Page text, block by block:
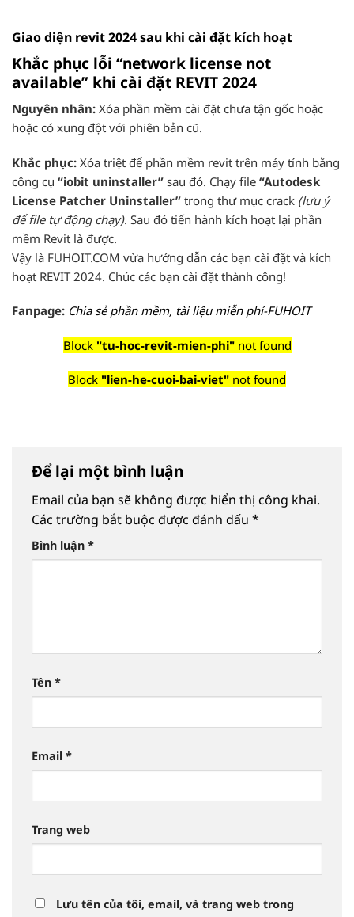
Giao diện revit 2024 sau khi cài đặt kích hoạt
Khắc phục lỗi “network license not
available” khi cài đặt REVIT 2024
Nguyên nhân: Xóa phần mềm cài đặt chưa tận gốc hoặc
hoặc có xung đột với phiên bản cũ.
Khắc phục: Xóa triệt để phần mềm revit trên máy tính bằng
công cụ “iobit uninstaller” sau đó. Chạy file “Autodesk
License Patcher Uninstaller” trong thư mục crack (lưu ý
để file tự động chạy). Sau đó tiến hành kích hoạt lại phần
mềm Revit là được.
Vậy là FUHOIT.COM vừa hướng dẫn các bạn cài đặt và kích
hoạt REVIT 2024. Chúc các bạn cài đặt thành công!
Fanpage: Chia sẻ phần mềm, tài liệu miễn phí-FUHOIT
Block "tu-hoc-revit-mien-phi"not found
Block "lien-he-cuoi-bai-viet" not found
Để lại một bình luận
Email của bạn sẽ không được hiển thị công khai.
Các trường bắt buộc được đánh dấu *
Bình luận *
Tên *
Email *
Trang web
Lưu tên của tôi, email, và trang web trong